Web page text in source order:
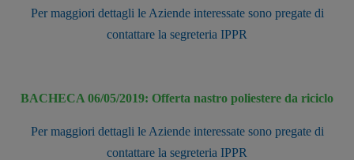
Per maggiori dettagli le Aziende interessate sono pregate di
contattare la segreteria IPPR
BACHECA 06/05/2019: Offerta nastro poliestere da riciclo
Per maggiori dettagli le Aziende interessate sono pregate di
contattare la segreteria IPPR